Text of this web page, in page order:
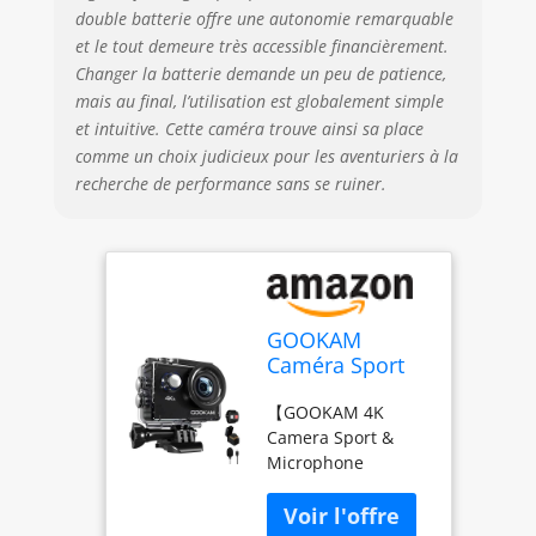
double batterie offre une autonomie remarquable
et le tout demeure très accessible financièrement.
Changer la batterie demande un peu de patience,
mais au final, l’utilisation est globalement simple
et intuitive. Cette caméra trouve ainsi sa place
comme un choix judicieux pour les aventuriers à la
recherche de performance sans se ruiner.
GOOKAM
Caméra Sport
Caméra
Étanche 40M
avec
170°Grand-
Angle
【GOOKAM 4K
Camera Sport &
Microphone
caméra sport 4K a